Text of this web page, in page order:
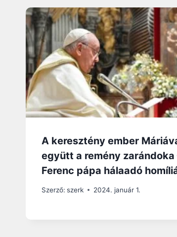
A keresztény ember
együtt a remény zarándoka
Ferenc pápa hálaadó
Szerző: szerk 2024. január 1.